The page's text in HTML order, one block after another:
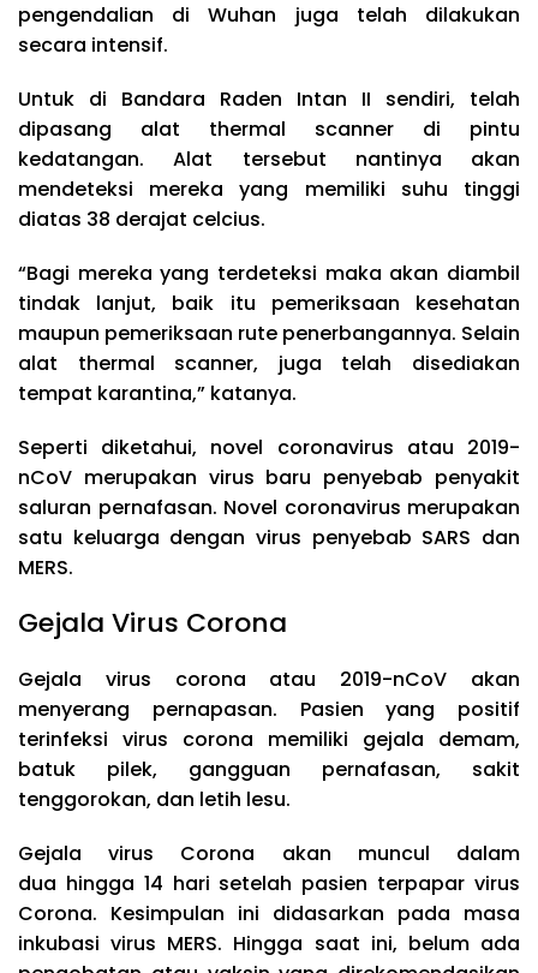
pengendalian di Wuhan juga telah dilakukan
secara intensif.
Untuk di Bandara Raden Intan II sendiri, telah
dipasang alat thermal scanner di pintu
kedatangan. Alat tersebut nantinya akan
mendeteksi mereka yang memiliki suhu tinggi
diatas 38 derajat celcius.
“Bagi mereka yang terdeteksi maka akan diambil
tindak lanjut, baik itu pemeriksaan kesehatan
maupun pemeriksaan rute penerbangannya. Selain
alat thermal scanner, juga telah disediakan
tempat karantina,” katanya.
Seperti diketahui, novel coronavirus atau 2019-
nCoV merupakan virus baru penyebab penyakit
saluran pernafasan. Novel coronavirus merupakan
satu keluarga dengan virus penyebab SARS dan
MERS.
Gejala Virus Corona
Gejala virus corona atau 2019-nCoV akan
menyerang pernapasan. Pasien yang positif
terinfeksi virus corona memiliki gejala demam,
batuk pilek, gangguan pernafasan, sakit
tenggorokan, dan letih lesu.
Gejala virus Corona akan muncul dalam
dua hingga 14 hari setelah pasien terpapar virus
Corona. Kesimpulan ini didasarkan pada masa
inkubasi virus MERS. Hingga saat ini, belum ada